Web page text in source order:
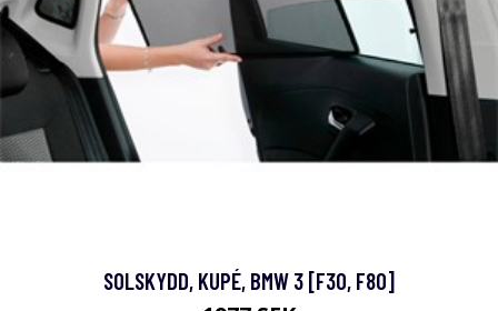
SOLSKYDD, KUPÉ, BMW 3 [F30, F80]